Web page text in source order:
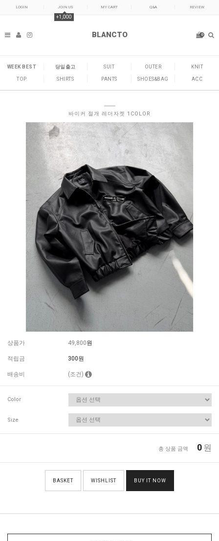
LOGIN JOIN US
+1,000
MY CART Q&A REVIEW
BLANCTO 0
WEEK BEST 당일출고 SUIT OUTER KNIT
TOP SHIRTS PANTS SHOES&BAG ACC
바이커 절개 레더자켓 1COLOR
상품가 49,800원
적립금 300원
배송비 (조건)
Color
Size
총 상품 금액 0 원
BASKET WISHLIST BUY IT NOW